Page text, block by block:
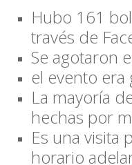
Hubo 161
través de
Se agotaron
el evento era
La mayoría
hechas por
Es una visita
horario